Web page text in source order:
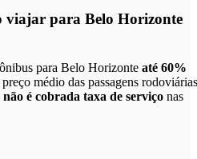
viajar para Belo Horizonte
para Belo Horizonte até 60%
médio das passagens
é cobrada taxa de serviço nas